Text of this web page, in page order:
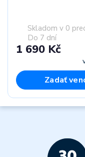
Skladom v 0
Do 7 dní
1 690 Kč
Zadať